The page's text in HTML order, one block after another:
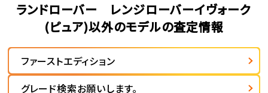
ランドローバー レンジローバーイヴォーク
(ピュア)以外のモデルの査定情報
ファーストエディション
グレード検索お願いします。